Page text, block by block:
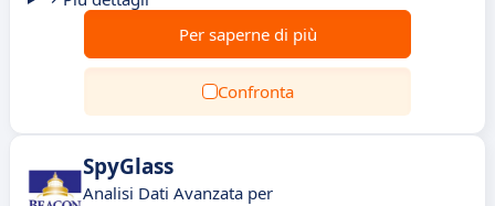
Per saperne di più
Confronta
SpyGlass
Analisi Dati Avanzata per